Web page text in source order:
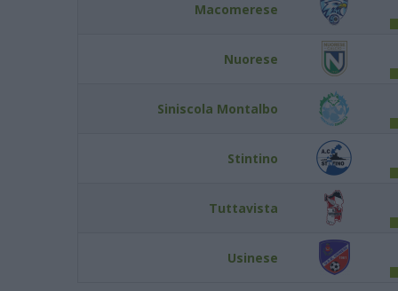
Macomerese
Nuorese
Siniscola Montalbo
Stintino
Tuttavista
Usinese